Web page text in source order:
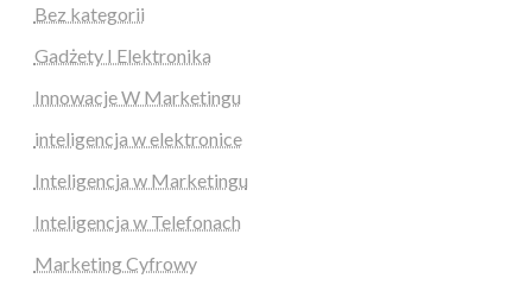
Bez kategorii
Gadżety I Elektronika
Innowacje W Marketingu
inteligencja w elektronice
Inteligencja w Marketingu
Inteligencja w Telefonach
Marketing Cyfrowy